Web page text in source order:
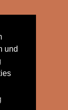
und